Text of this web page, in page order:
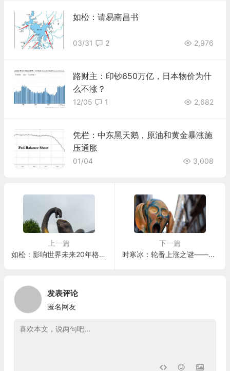
如松：请易南昌书
03/31 2,976
2
路财主：印钞650万亿，日本物价为什
么不涨？
12/05 2,682
1
凭栏：中东黑天鹅，原油和黄金暴涨施
压通胀
01/04 3,008
上一篇
如松：影响世界未来20年格局的两场大对决
下一篇
时寒冰：轮番上涨之谜——从房价到运费到煤价
发表评论
匿名网友